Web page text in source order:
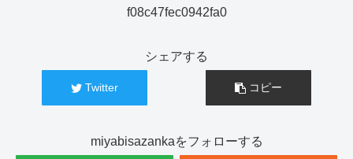
f08c47fec0942fa0
シェアする
Twitter コピー
miyabisazankaをフォローする